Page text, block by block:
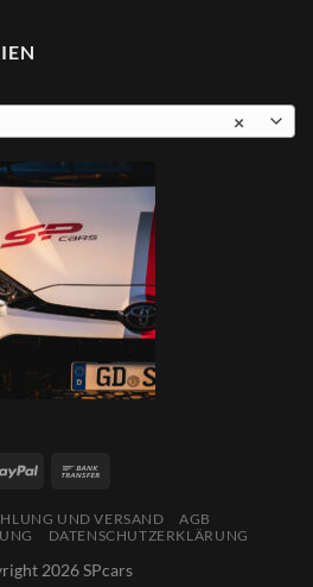
×
UND VERSAND
AGB
DATENSCHUTZERKLÄRUNG
2026 SPcars